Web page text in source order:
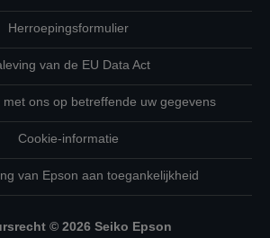
Herroepingsformulier
van de EU Data Act
met ons op betreffende uw gegevens
Cookie-informatie
van Epson aan toegankelijkheid
© 2026 Seiko Epson